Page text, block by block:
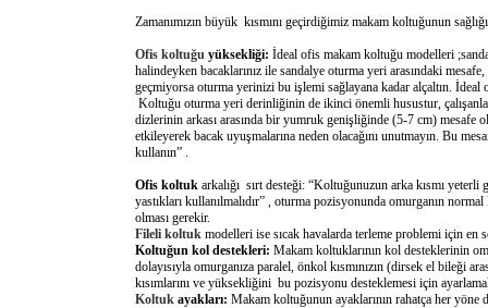
Zamanımızın büyük kısmını geçirdiğimiz makam koltuğunun
Ofis koltuğu yüksekliği: İdeal ofis makam koltuğu modelleri
halindeyken bacaklarınız ile sandalye oturma yeri arasındaki
geçmiyorsa oturma yerinizi bu işlemi sağlayana kadar alçaltın.
Koltuğu oturma yeri derinliğinin de ikinci önemli husustur,
dizlerinin arkası arasında bir yumruk genişliğinde (5-7 cm) mesafe
etkileyerek bacak uyuşmalarına neden olacağını unutmayın. Bu
kullanın” .
Ofis koltuk arkalığı sırt desteği: “Koltuğunuzun arka kısmı
yastıkları kullanılmalıdır” , oturma pozisyonunda omurganın
olması gerekir.
Fileli koltuk modelleri ise sıcak havalarda terleme problemi için
Koltuğun kol destekleri: Makam koltuklarının kol desteklerinin
dolayısıyla omurganıza paralel, önkol kısmınızın (dirsek el bileği
kısımlarını ve yüksekliğini bu pozisyonu desteklemesi için
Koltuk ayakları: Makam koltuğunun ayaklarının rahatça her